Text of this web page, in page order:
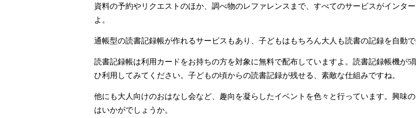
資料の予約やリクエストのほか、調べ物のレファレンスまで、すべてのサービスがインタ
よ。
通帳型の読書記録帳が作れるサービスもあり、子どもはもちろん大人も読書の記録を自動で
読書記録帳は利用カードをお持ちの方を対象に無料で配布していますよ。読書記録帳機が
ひ利用してみてください。子どもの頃からの読書記録が残せる、素敵な仕組みですね。
他にも大人向けのおはなし会など、趣向を凝らしたイベントを色々と行っています。興味
はいかがでしょうか。